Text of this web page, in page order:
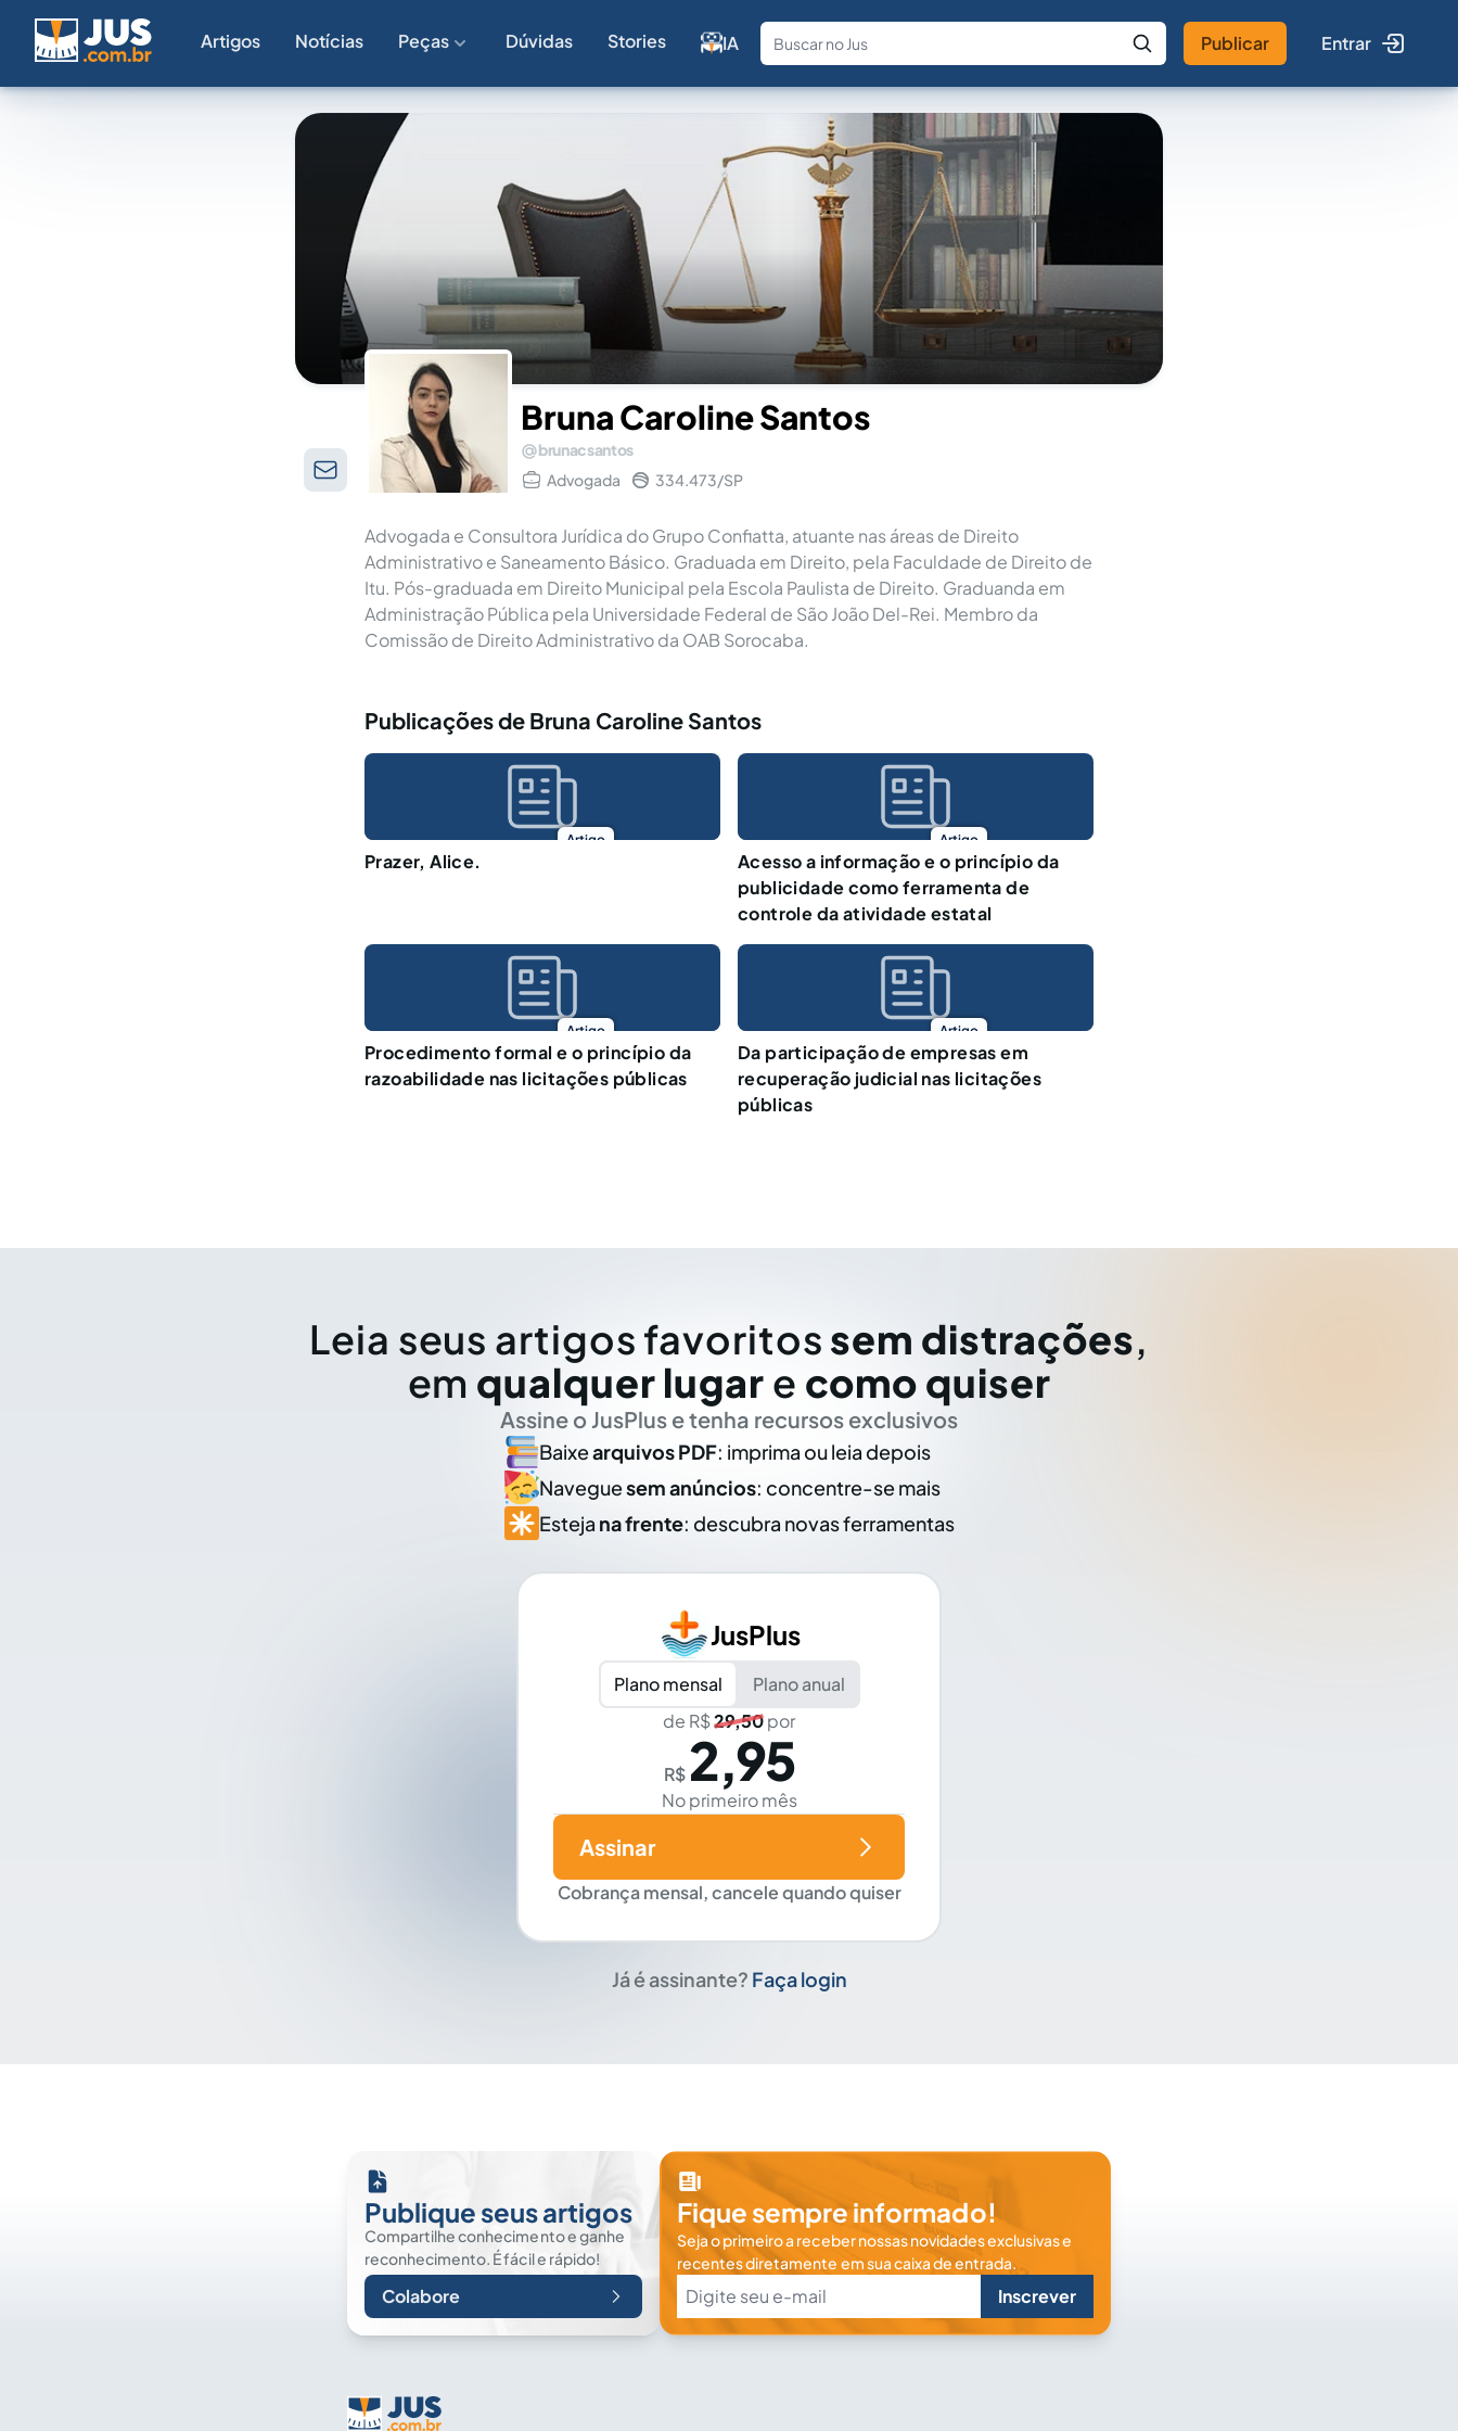
Artigos Notícias Peças Dúvidas Stories IA
Fale com a IA Buscar no Jus
Publicar Entrar
Bruna Caroline Santos
brunacsantos
Advogada
334.473/SP
Advogada e Consultora Jurídica do Grupo Confiatta, atuante nas áreas de Direito
Administrativo e Saneamento Básico. Graduada em Direito, pela Faculdade de Direito de
Itu. Pós-graduada em Direito Municipal pela Escola Paulista de Direito. Graduanda em
Administração Pública pela Universidade Federal de São João Del-Rei. Membro da
Comissão de Direito Administrativo da OAB Sorocaba.
Publicações de Bruna Caroline Santos
Artigo
Prazer, Alice.
Artigo
Acesso a informação e o princípio da
publicidade como ferramenta de
controle da atividade estatal
Artigo
Procedimento formal e o princípio da
razoabilidade nas licitações públicas
Artigo
Da participação de empresas em
recuperação judicial nas licitações
públicas
Leia seus artigos favoritos sem distrações,
em qualquer lugar e como quiser
Assine o JusPlus e tenha recursos exclusivos
Baixearquivos PDF: imprima ou leia depois
Naveguesem anúncios: concentre-se mais
Esteja na frente: descubra novas ferramentas
JusPlus
Plano mensal
Plano anual
de R$29,50por
R$ 2,95
No primeiro mês
Cobrança mensal, cancele quando quiser
Assinar
Já é assinante? Faça login
Publique seus artigos
Compartilhe conhecimento e ganhe
reconhecimento. É fácil e rápido!
Colabore
Fique sempre informado!
Seja o primeiro a receber nossas novidades exclusivas e
recentes diretamente em sua caixa de entrada.
Inscrever